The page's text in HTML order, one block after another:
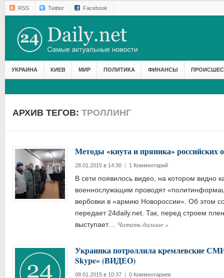
RSS Twitter Facebook
УКРАИНА КИЕВ МИР ПОЛИТИКА ФИНАНСЫ
АРХИВ ТЕГОВ: ТРОЛЛИНГ
Методы «кнута и пряника»
28.01.2015 в 14:30 | 1 Комментарий
В сети появилось видео, на котором видно
военнослужащим проводят
вербовки в «армию Новороссии». Об этом
передает 24daily.net. Так, перед строем
выступает… Читать дальше»
Украинка потроллила кремлевские
Skype» (ВИДЕО)
08.01.2015 в 10:37 | 0 Комментариев